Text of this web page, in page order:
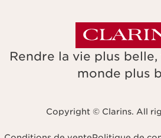
Rendre la vie plus
monde plus
Copyright © Clarins. All